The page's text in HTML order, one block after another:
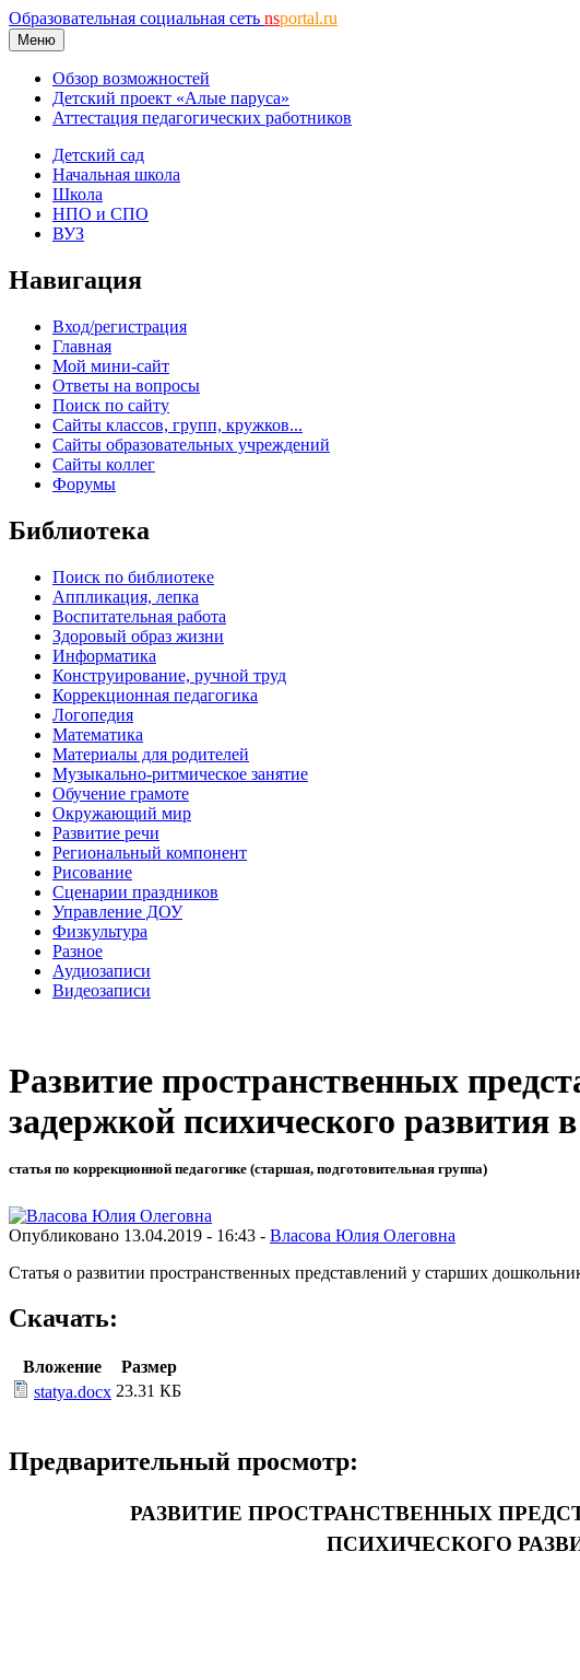
Образовательная социальная сеть nsportal.ru
Меню
Обзор возможностей
Детский проект «Алые паруса»
Аттестация педагогических работников
Детский сад
Начальная школа
Школа
НПО и СПО
ВУЗ
Навигация
Вход/регистрация
Главная
Мой мини-сайт
Ответы на вопросы
Поиск по сайту
Сайты классов, групп, кружков...
Сайты образовательных учреждений
Сайты коллег
Форумы
Библиотека
Поиск по библиотеке
Аппликация, лепка
Воспитательная работа
Здоровый образ жизни
Информатика
Конструирование, ручной труд
Коррекционная педагогика
Логопедия
Математика
Материалы для родителей
Музыкально-ритмическое занятие
Обучение грамоте
Окружающий мир
Развитие речи
Региональный компонент
Рисование
Сценарии праздников
Управление ДОУ
Физкультура
Разное
Аудиозаписи
Видеозаписи
Развитие пространственных
задержкой психического развития
статья по коррекционной педагогике (старшая, подготовительная группа)
Опубликовано 13.04.2019 - 16:43 - Власова Юлия Олеговна
Статья о развитии пространственных представлений у старших
Скачать:
Вложение
Размер
statya.docx 23.31 КБ
Предварительный просмотр:
РАЗВИТИЕ ПРОСТРАНСТВЕННЫХ
ПСИХИЧЕСКОГО